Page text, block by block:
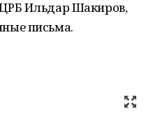
Ильдар Шакиров,
письма.